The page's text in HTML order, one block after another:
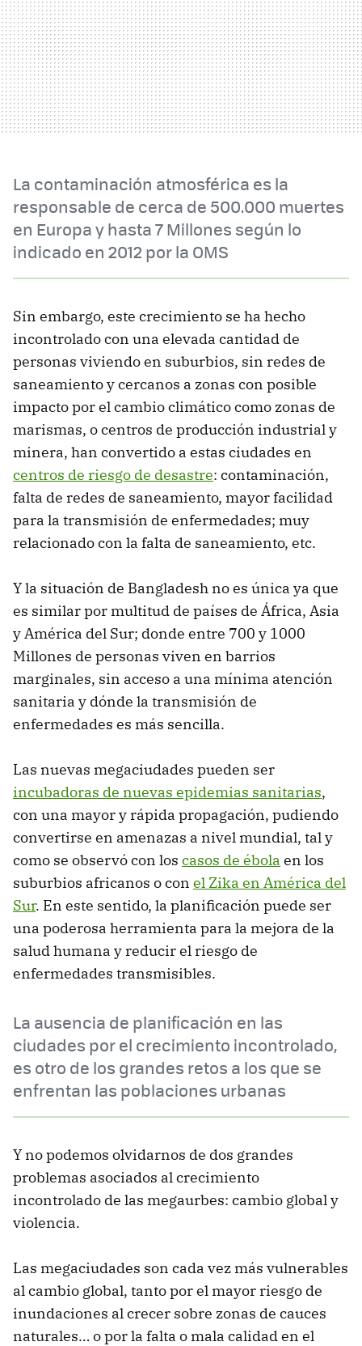
La contaminación atmosférica es la
responsable de cerca de 500.000 muertes
en Europa y hasta 7 Millones según lo
indicado en 2012 por la OMS
Sin embargo, este crecimiento se ha hecho
incontrolado con una elevada cantidad de
personas viviendo en suburbios, sin redes de
saneamiento y cercanos a zonas con posible
impacto por el cambio climático como zonas de
marismas, o centros de producción industrial y
minera, han convertido a estas ciudades en
centros de riesgo de desastre: contaminación,
falta de redes de saneamiento, mayor facilidad
para la transmisión de enfermedades; muy
relacionado con la falta de saneamiento, etc.
Y la situación de Bangladesh no es única ya que
es similar por multitud de países de África, Asia
y América del Sur; donde entre 700 y 1000
Millones de personas viven en barrios
marginales, sin acceso a una mínima atención
sanitaria y dónde la transmisión de
enfermedades es más sencilla.
Las nuevas megaciudades pueden ser
incubadoras de nuevas epidemias sanitarias,
con una mayor y rápida propagación, pudiendo
convertirse en amenazas a nivel mundial, tal y
como se observó con los casos de ébola en los
suburbios africanos o con el Zika en América del
Sur. En este sentido, la planificación puede ser
una poderosa herramienta para la mejora de la
salud humana y reducir el riesgo de
enfermedades transmisibles.
La ausencia de planificación en las
ciudades por el crecimiento incontrolado,
es otro de los grandes retos a los que se
enfrentan las poblaciones urbanas
Y no podemos olvidarnos de dos grandes
problemas asociados al crecimiento
incontrolado de las megaurbes: cambio global y
violencia.
Las megaciudades son cada vez más vulnerables
al cambio global, tanto por el mayor riesgo de
inundaciones al crecer sobre zonas de cauces
naturales… o por la falta o mala calidad en el